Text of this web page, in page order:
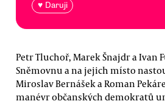
♥ Daruji
Petr Tluchoř, Marek Šnajdr a Ivan
Sněmovnu a na jejich místo
Miroslav Bernášek a Roman
manévr občanských demokratů